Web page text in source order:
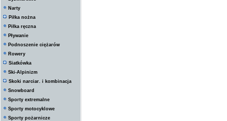
Narty
Piłka nożna
Piłka ręczna
Pływanie
Podnoszenie ciężarów
Rowery
Siatkówka
Ski-Alpinizm
Skoki narciar. i kombinacja
Snowboard
Sporty extremalne
Sporty motocyklowe
Sporty pożarnicze